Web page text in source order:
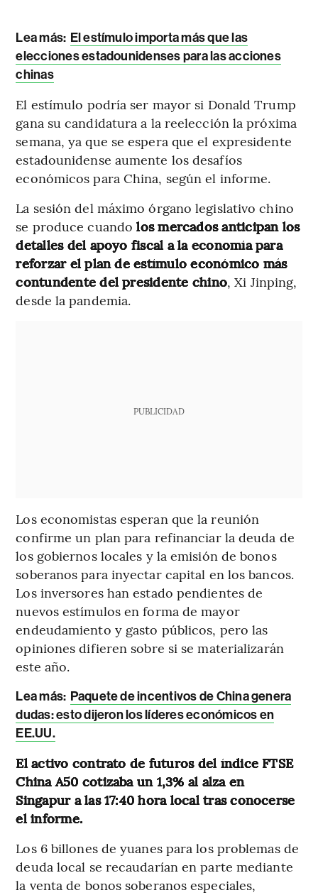
Lea más: El estímulo importa más que las
elecciones estadounidenses para las acciones
chinas
El estímulo podría ser mayor si Donald Trump
gana su candidatura a la reelección la próxima
semana, ya que se espera que el expresidente
estadounidense aumente los desafíos
económicos para China, según el informe.
La sesión del máximo órgano legislativo chino
se produce cuando los mercados anticipan los
detalles del apoyo fiscal a la economía para
reforzar el plan de estímulo económico más
contundente del presidente chino, Xi Jinping,
desde la pandemia.
PUBLICIDAD
Los economistas esperan que la reunión
confirme un plan para refinanciar la deuda de
los gobiernos locales y la emisión de bonos
soberanos para inyectar capital en los bancos.
Los inversores han estado pendientes de
nuevos estímulos en forma de mayor
endeudamiento y gasto públicos, pero las
opiniones difieren sobre si se materializarán
este año.
Lea más: Paquete de incentivos de China genera
dudas: esto dijeron los líderes económicos en
EE.UU.
El activo contrato de futuros del índice FTSE
China A50 cotizaba un 1,3% al alza en
Singapur a las 17:40 hora local tras conocerse
el informe.
Los 6 billones de yuanes para los problemas de
deuda local se recaudarían en parte mediante
la venta de bonos soberanos especiales,